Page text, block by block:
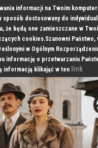
informacji na Twoim
sposób dostosowany do
będą one zamieszczane w
cookies.Szanowni Państwo,
w Ogólnym
informację o przetwarzaniu
informacją klikająć w ten link